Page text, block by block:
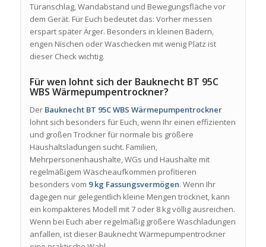
Türanschlag, Wandabstand und Bewegungsfläche vor
dem Gerät. Für Euch bedeutet das: Vorher messen
erspart später Ärger. Besonders in kleinen Bädern,
engen Nischen oder Waschecken mit wenig Platz ist
dieser Check wichtig.
Für wen lohnt sich der Bauknecht BT 95C
WBS Wärmepumpentrockner?
Der Bauknecht BT 95C WBS Wärmepumpentrockner
lohnt sich besonders für Euch, wenn Ihr einen effizienten
und großen Trockner für normale bis größere
Haushaltsladungen sucht. Familien,
Mehrpersonenhaushalte, WGs und Haushalte mit
regelmäßigem Wäscheaufkommen profitieren
besonders vom 9 kg Fassungsvermögen. Wenn Ihr
dagegen nur gelegentlich kleine Mengen trocknet, kann
ein kompakteres Modell mit 7 oder 8 kg völlig ausreichen.
Wenn bei Euch aber regelmäßig größere Waschladungen
anfallen, ist dieser Bauknecht Wärmepumpentrockner